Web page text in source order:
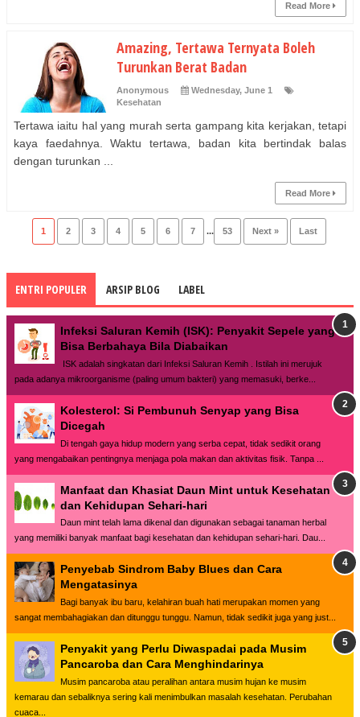
Read More
Amazing, Tertawa Ternyata Boleh
Turunkan Berat Badan
Anonymous
Wednesday, June 1
Kesehatan
Tertawa iaitu hal yang murah serta gampang kita kerjakan, tetapi
kaya faedahnya. Waktu tertawa, badan kita bertindak balas
dengan turunkan ...
Read More
1 2 3 4 5 6 7 ... 53 Next » Last
ENTRI POPULER ARSIP BLOG LABEL
Infeksi Saluran Kemih (ISK): Penyakit Sepele yang
Bisa Berbahaya Bila Diabaikan
ISK adalah singkatan dari Infeksi Saluran Kemih . Istilah ini merujuk
pada adanya mikroorganisme (paling umum bakteri) yang memasuki, berke...
Kolesterol: Si Pembunuh Senyap yang Bisa
Dicegah
Di tengah gaya hidup modern yang serba cepat, tidak sedikit orang
yang mengabaikan pentingnya menjaga pola makan dan aktivitas fisik. Tanpa ...
Manfaat dan Khasiat Daun Mint untuk Kesehatan
dan Kehidupan Sehari-hari
Daun mint telah lama dikenal dan digunakan sebagai tanaman herbal
yang memiliki banyak manfaat bagi kesehatan dan kehidupan sehari-hari. Dau...
Penyebab Sindrom Baby Blues dan Cara
Mengatasinya
Bagi banyak ibu baru, kelahiran buah hati merupakan momen yang
sangat membahagiakan dan ditunggu tunggu. Namun, tidak sedikit juga yang just...
Penyakit yang Perlu Diwaspadai pada Musim
Pancaroba dan Cara Menghindarinya
Musim pancaroba atau peralihan antara musim hujan ke musim
kemarau dan sebaliknya sering kali menimbulkan masalah kesehatan. Perubahan
cuaca...